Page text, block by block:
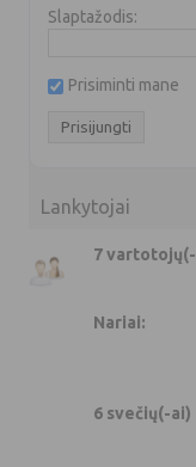
Slaptažodis:
Prisiminti mane
Lankytojai
7
Nariai:
6 svečių(-ai)